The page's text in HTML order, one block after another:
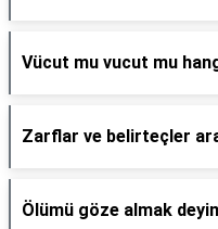
Vücut mu vucut mu
Zarflar ve belirteçler
Ölümü göze almak